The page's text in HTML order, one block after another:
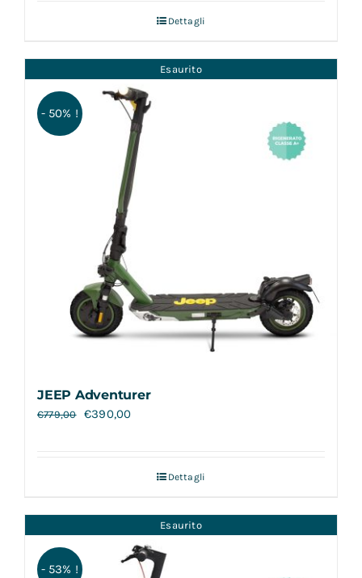
Dettagli
Esaurito
- 50% !
JEEP Adventurer
€779,00 €390,00
Dettagli
Esaurito
- 53% !